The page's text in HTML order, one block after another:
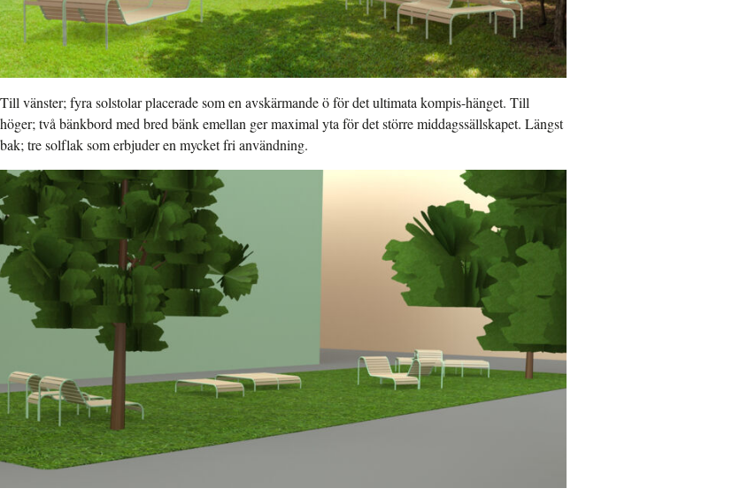
Till vänster; fyra solstolar placerade som en avskärmande ö för det ultimata kompis-hänget. Till
höger; två bänkbord med bred bänk emellan ger maximal yta för det större middagssällskapet. Längst
bak; tre solflak som erbjuder en mycket fri användning.